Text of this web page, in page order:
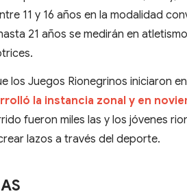
11 y 16 años en la modalidad
21 años se medirán en
los Juegos Rionegrinos iniciaron
la instancia zonal y en
fueron miles las y los jóvenes
lazos a través del deporte.